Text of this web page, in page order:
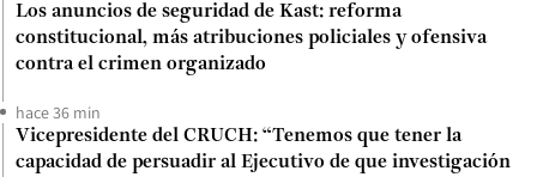
Los anuncios de seguridad de Kast: reforma
constitucional, más atribuciones policiales y ofensiva
contra el crimen organizado
hace 36 min
Vicepresidente del CRUCH: “Tenemos que tener la
capacidad de persuadir al Ejecutivo de que investigación